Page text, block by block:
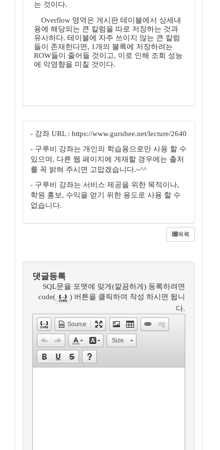
는 것이다.
Overflow 영역은 게시판 테이블에서 상세내
용에 해당되는 큰 칼럼을 따로 저장하는 것과
유사하다. 테이블에 자주 쓰이지 않는 큰 칼럼
들이 존재한다면, 1개의 블록에 저장하려는
ROW들이 줄어들 것이고, 이로 인해 조회 성능
에 악영향을 미칠 것이다.
- 강좌 URL : https://www.gurubee.net/lecture/2640
- 구루비 강좌는 개인의 학습용으로만 사용 할 수
있으며, 다른 웹 페이지에 게재할 경우에는 출처
를 꼭 밝혀 주시면 고맙겠습니다.~^^
- 구루비 강좌는 서비스 제공을 위한 목적이나,
학원 홍보, 수익을 얻기 위한 용도로 사용 할 수
없습니다.
목록
댓글등록
SQL문을 포맷에 맞게(깔끔하게) 등록하려면
code(
) 버튼을 클릭하여 작성 하시면 됩니
다.
Source
Size